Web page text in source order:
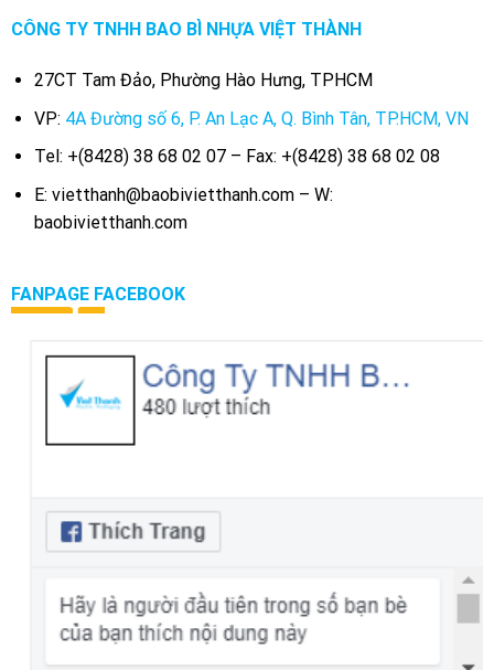
CÔNG TY TNHH BAO BÌ NHỰA VIỆT THÀNH
27CT Tam Đảo, Phường Hào Hưng, TPHCM
VP: 4A Đường số 6, P. An Lạc A, Q. Bình Tân, TP.HCM, VN
Tel: +(8428) 38 68 02 07 – Fax: +(8428) 38 68 02 08
E: vietthanh@baobivietthanh.com – W:
baobivietthanh.com
FANPAGE FACEBOOK